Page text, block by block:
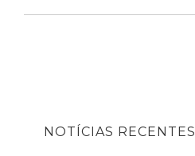
NOTÍCIAS RECENTES